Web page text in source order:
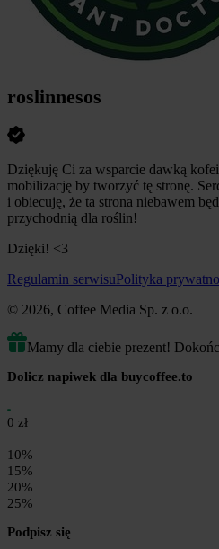
roslinnesos
Dziękuję Ci za wsparcie dawką
mobilizację by tworzyć tę stronę.
i obiecuję, że ta strona niebawem
przychodnią dla roślin!
Dzięki! <3
Regulamin serwisuPolityka
© 2026, Coffee Media Sp. z o.o.
Mamy dla ciebie prezent!
Dolicz napiwek dla buycoffee.to
0 zł
10%
15%
20%
25%
Podpisz się